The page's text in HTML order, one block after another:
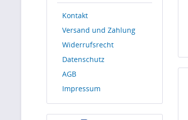
Kontakt
Versand und Zahlung
Widerrufsrecht
Datenschutz
AGB
Impressum